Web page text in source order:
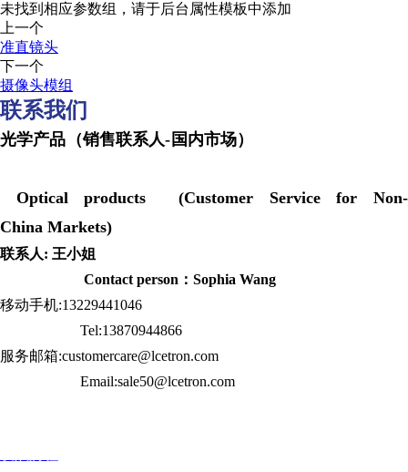
未找到相应参数组，请于后台属性模板中添加
上一个
准直镜头
下一个
摄像头模组
联系我们
光学产品（销售联系人-国内市场）
Optical products (Customer Service for Non-
China Markets)
联系人: 王小姐
Contact person：Sophia Wang
移动手机:13229441046
Tel:13870944866
服务邮箱:customercare@lcetron.com
Email:sale50@lcetron.com